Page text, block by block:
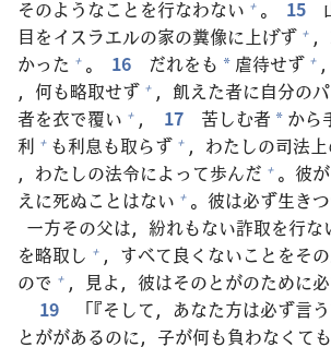
そのようなことを行なわない + 。 15
目をイスラエルの家の糞像に 上げず + ，
かった + 。 16 だれをも * 虐待せず + ，
， 何も略取せず + ， 飢えた者に自分の
者を衣で覆い + ， 17 苦しむ者 * から
利 + も利息も取らず + ，わたしの司法 上
，わたしの法令によって歩んだ + 。 彼
えに死ぬことはない + 。 彼は必ず生き
一方その父は， 紛れもない詐取を行な
を略取し + ，すべて 良 くないことをその
ので + ， 見よ， 彼はそのとがのために必
19
「『そして，あなた方は必ず言
とががあるのに， 子が何も負わなくて